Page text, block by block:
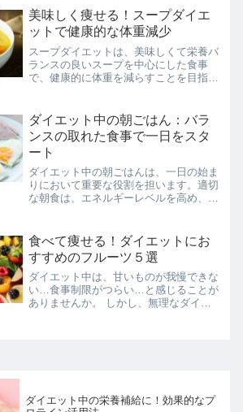
きます。しかし、無理な制限はリバウン
ドや健康問題を引き起こす...
美味しく痩せる！スープダイエ
ットで健康的な体重減少
スープダイエットは、美味しくて栄養バ
ランスの良いスープを中心にした食事
で、健康的に体重を減らすことを目指す
めのスープレシピについて解説します。
手軽に始められて、飽きるこ...
ダイエット中の朝ごはん：バラ
ンスの取れた食事で一日をスタ
ート
ダイエット中の朝ごはんは、一日の始ま
りにおいて重要な役割を担います。適切
な朝食は、エネルギーレベルを高め、食
この記事では、ダイエット中におすすめ
の朝ごはんの選び方、バラ...
食べて痩せる！ダイエットにお
すすめのフルーツ５選
ダイエット中は、甘いものが我慢できな
い…食事制限がつらい…と感じることが
ありませんか。 しかし、無理なダイエ
ダイエット中の栄養補給に！効果的なプ